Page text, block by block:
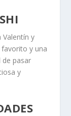
Valentín y
favorito y una
de pasar
y